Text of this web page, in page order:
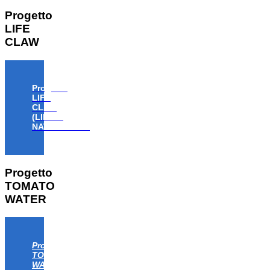
Progetto
LIFE
CLAW
Progetto
LIFE
CLAW
(LIFE18
NAT/IT/000806)
Progetto
TOMATO
WATER
Progetto
TOMATO
WATER